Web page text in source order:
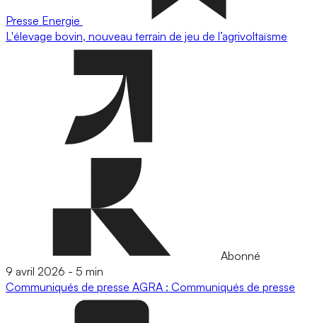
Presse Energie
L'élevage bovin, nouveau terrain de jeu de l’agrivoltaïsme
Abonné
9 avril 2026 - 5 min
Communiqués de presse AGRA : Communiqués de presse